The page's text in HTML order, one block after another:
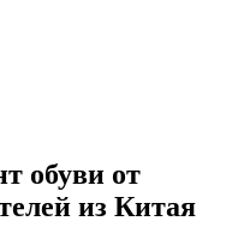
обуви от
из Китая